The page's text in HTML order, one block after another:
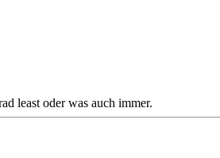
least oder was auch immer.